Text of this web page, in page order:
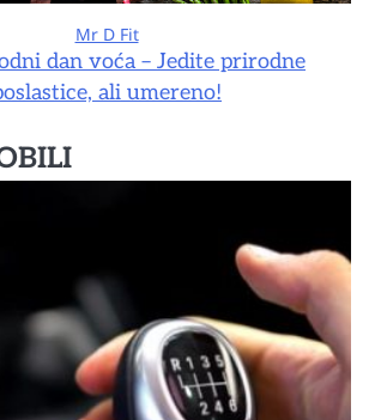
Mr D Fit
dan voća – Jedite prirodne
ali umereno!